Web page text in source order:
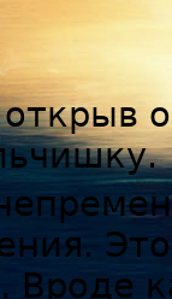
открыв
Вроде